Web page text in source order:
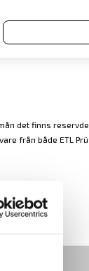
det finns
från både ETL